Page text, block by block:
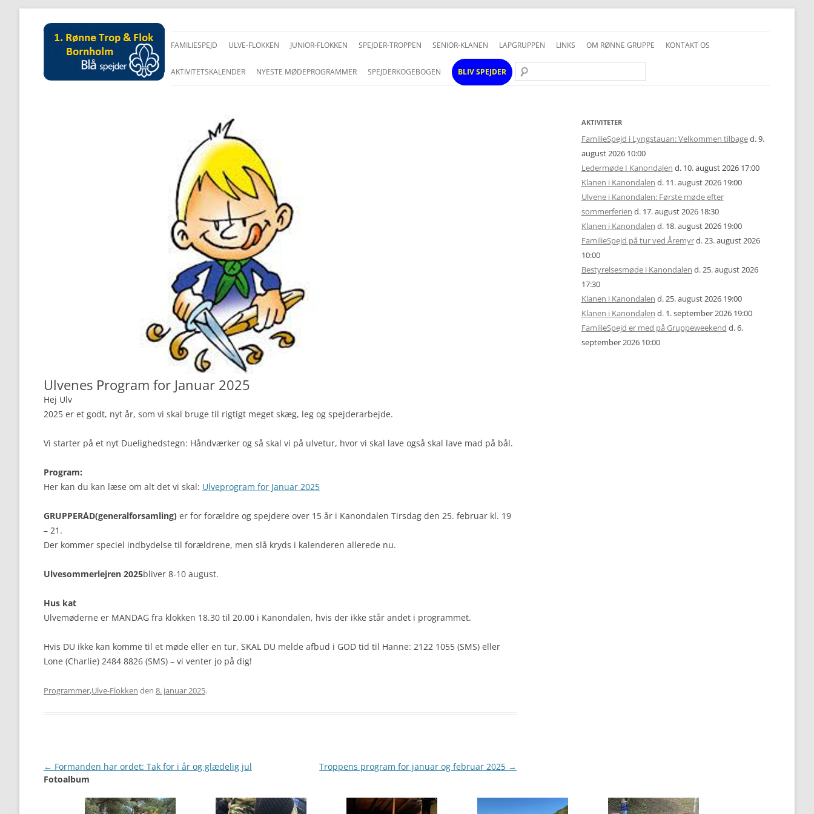
til
FAMILIESPEJD ULVE-FLOKKEN JUNIOR-FLOKKEN SPEJDER-TROPPEN SENIOR-KLANEN LAPGRUPPEN LINKS OM RØNNE GRUPPE
FOTOS OG COPYRIGHT
UNIFORMSVEJLEDNING
INFO JUNIOR-SPEJDER
INFO TROPPEN
KONTAKT OS
AKTIVITETSKALENDER NYESTE MØDEPROGRAMMER SPEJDERKOGEBOGEN BLIV SPEJDER
Ulvenes Program for Januar 2025
Hej Ulv
2025 er et godt, nyt år, som vi skal bruge til rigtigt meget skæg, leg og spejderarbejde.
Vi starter på et nyt Duelighedstegn: Håndværker og så skal vi på ulvetur, hvor vi skal lave også skal lave mad på bål.
Program:
Her kan du kan læse om alt det vi skal: Ulveprogram for Januar 2025
GRUPPERÅD(generalforsamling) er for forældre og spejdere over 15 år i Kanondalen Tirsdag den 25. februar kl. 19
– 21.
Der kommer speciel indbydelse til forældrene, men slå kryds i kalenderen allerede nu.
Ulvesommerlejren 2025bliver 8-10 august.
Hus kat
Ulvemøderne er MANDAG fra klokken 18.30 til 20.00 i Kanondalen, hvis der ikke står andet i programmet.
Hvis DU ikke kan komme til et møde eller en tur, SKAL DU melde afbud i GOD tid til Hanne: 2122 1055 (SMS) eller
Lone (Charlie) 2484 8826 (SMS) – vi venter jo på dig!
Programmer,Ulve-Flokken den 8. januar 2025.
Artikel
navigation
← Formanden har ordet: Tak for i år og glædelig jul Troppens program for januar og februar 2025 →
AKTIVITETER
FamilieSpejd i Lyngstauan: Velkommen tilbaged. 9.
august 2026 10:00
Ledermøde I Kanondalen d. 10. august 2026 17:00
Klanen i Kanondalen d. 11. august 2026 19:00
Ulvene i Kanondalen: Første møde efter
sommerferien d. 17. august 2026 18:30
Klanen i Kanondalen d. 18. august 2026 19:00
FamilieSpejd på tur ved Åremyrd. 23. august 2026
10:00
Bestyrelsesmøde i Kanondalen d. 25. august 2026
17:30
Klanen i Kanondalen d. 25. august 2026 19:00
Klanen i Kanondalen d. 1. september 2026 19:00
FamilieSpejd er med på Gruppeweekend d. 6.
september 2026 10:00
Fotoalbum